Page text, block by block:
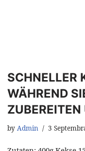
SCHNELLER
WÄHREND
ZUBEREITEN
by Admin 3